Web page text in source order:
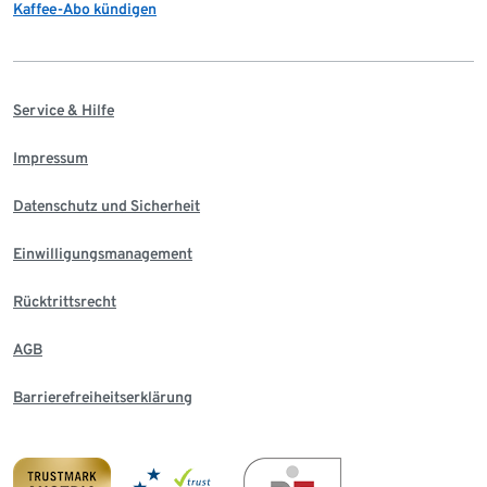
Kaffee-Abo kündigen
Service & Hilfe
Impressum
Datenschutz und Sicherheit
Einwilligungsmanagement
Rücktrittsrecht
AGB
Barrierefreiheitserklärung